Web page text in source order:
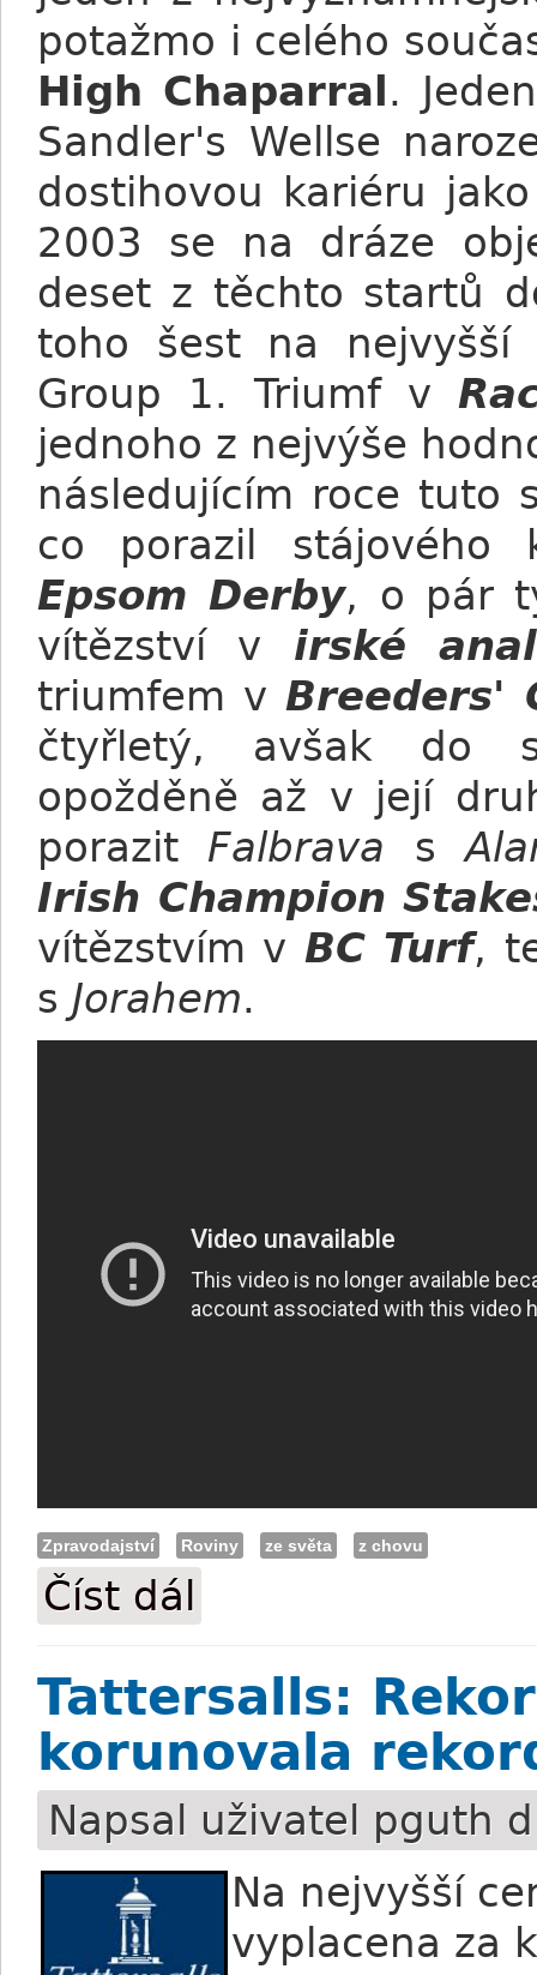
potažmo i celého
High Chaparral .
Sandler's Wellse
dostihovou kariéru
2003 se na dráze
deset z těchto startů
toho šest na
Group 1. Triumf v
jednoho z nejvýše
následujícím roce tuto
co porazil stájového
Epsom Derby, o pár
vítězství v irské
triumfem vBreeders'
čtyřletý, avšak do
opožděně až v její
porazit Falbrava s
Irish Champion
vítězstvím v BC Turf,
s Jorahem.
Zpravodajství Roviny ze světa z chovu
Číst dál
Tattersalls:
korunovala
Napsal uživatel pguth
Na nejvyšší
vyplacena za